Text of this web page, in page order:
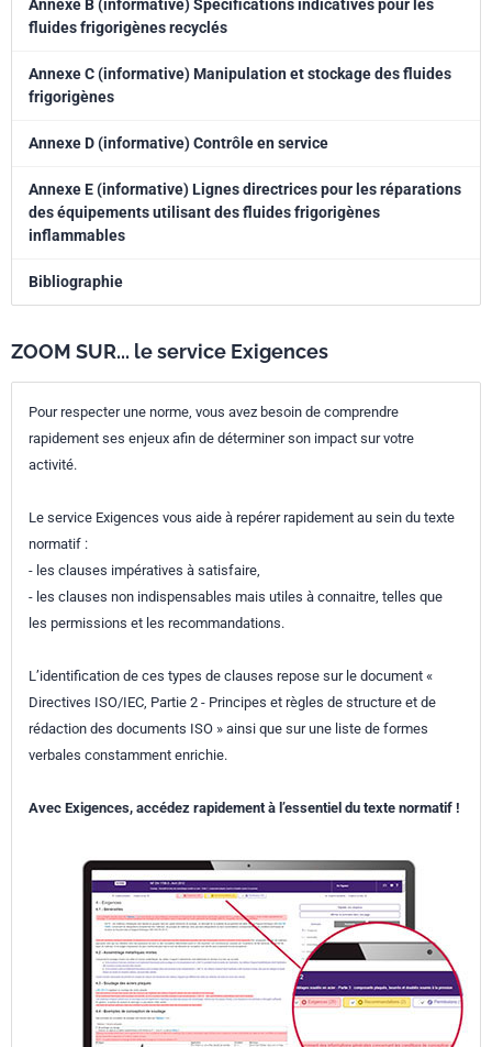
Annexe B (informative) Spécifications indicatives pour les
fluides frigorigènes recyclés
Annexe C (informative) Manipulation et stockage des fluides
frigorigènes
Annexe D (informative) Contrôle en service
Annexe E (informative) Lignes directrices pour les réparations
des équipements utilisant des fluides frigorigènes
inflammables
Bibliographie
ZOOM SUR... le service Exigences
Pour respecter une norme, vous avez besoin de comprendre
rapidement ses enjeux afin de déterminer son impact sur votre
activité.
Le service Exigences vous aide à repérer rapidement au sein du texte
normatif :
- les clauses impératives à satisfaire,
- les clauses non indispensables mais utiles à connaitre, telles que
les permissions et les recommandations.
L’identification de ces types de clauses repose sur le document «
Directives ISO/IEC, Partie 2 - Principes et règles de structure et de
rédaction des documents ISO » ainsi que sur une liste de formes
verbales constamment enrichie.
Avec Exigences, accédez rapidement à l’essentiel du texte normatif !